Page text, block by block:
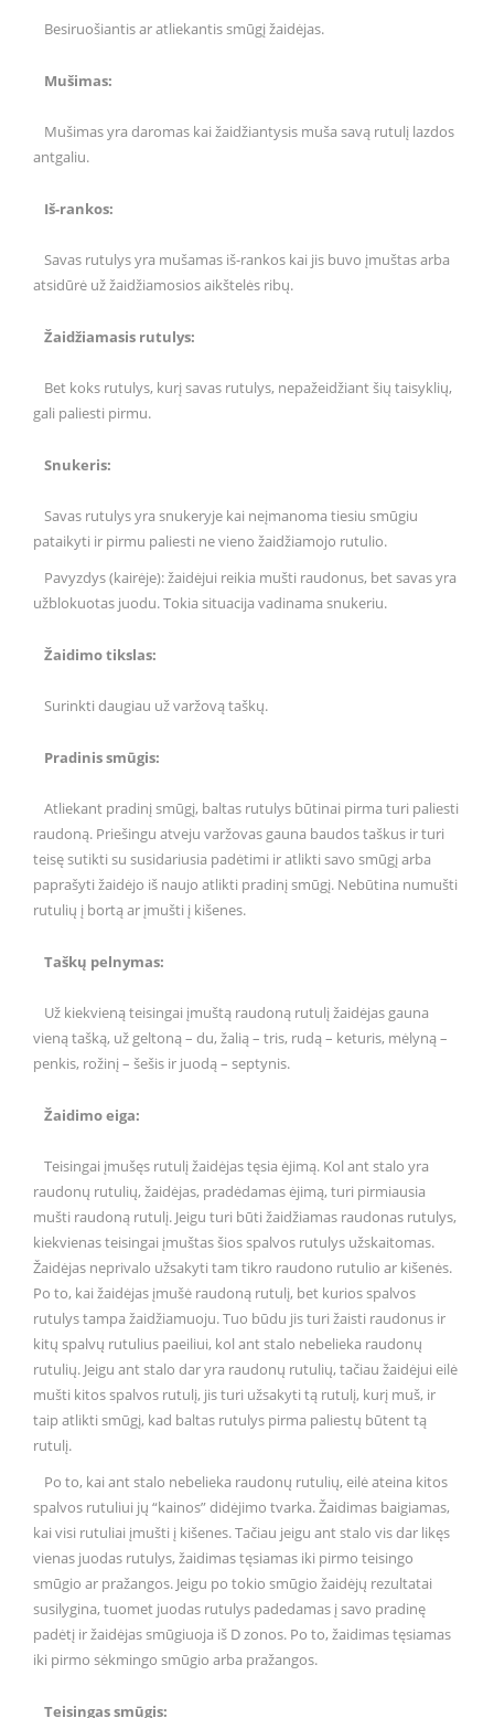
Besiruošiantis ar atliekantis smūgį žaidėjas.
Mušimas:
Mušimas yra daromas kai žaidžiantysis muša savą rutulį lazdos
antgaliu.
Iš-rankos:
Savas rutulys yra mušamas iš-rankos kai jis buvo įmuštas arba
atsidūrė už žaidžiamosios aikštelės ribų.
Žaidžiamasis rutulys:
Bet koks rutulys, kurį savas rutulys, nepažeidžiant šių taisyklių,
gali paliesti pirmu.
Snukeris:
Savas rutulys yra snukeryje kai neįmanoma tiesiu smūgiu
pataikyti ir pirmu paliesti ne vieno žaidžiamojo rutulio.
Pavyzdys (kairėje): žaidėjui reikia mušti raudonus, bet savas yra
užblokuotas juodu. Tokia situacija vadinama snukeriu.
Žaidimo tikslas:
Surinkti daugiau už varžovą taškų.
Pradinis smūgis:
Atliekant pradinį smūgį, baltas rutulys būtinai pirma turi paliesti
raudoną. Priešingu atveju varžovas gauna baudos taškus ir turi
teisę sutikti su susidariusia padėtimi ir atlikti savo smūgį arba
paprašyti žaidėjo iš naujo atlikti pradinį smūgį. Nebūtina numušti
rutulių į bortą ar įmušti į kišenes.
Taškų pelnymas:
Už kiekvieną teisingai įmuštą raudoną rutulį žaidėjas gauna
vieną tašką, už geltoną – du, žalią – tris, rudą – keturis, mėlyną –
penkis, rožinį – šešis ir juodą – septynis.
Žaidimo eiga:
Teisingai įmušęs rutulį žaidėjas tęsia ėjimą. Kol ant stalo yra
raudonų rutulių, žaidėjas, pradėdamas ėjimą, turi pirmiausia
mušti raudoną rutulį. Jeigu turi būti žaidžiamas raudonas rutulys,
kiekvienas teisingai įmuštas šios spalvos rutulys užskaitomas.
Žaidėjas neprivalo užsakyti tam tikro raudono rutulio ar kišenės.
Po to, kai žaidėjas įmušė raudoną rutulį, bet kurios spalvos
rutulys tampa žaidžiamuoju. Tuo būdu jis turi žaisti raudonus ir
kitų spalvų rutulius paeiliui, kol ant stalo nebelieka raudonų
rutulių. Jeigu ant stalo dar yra raudonų rutulių, tačiau žaidėjui eilė
mušti kitos spalvos rutulį, jis turi užsakyti tą rutulį, kurį muš, ir
taip atlikti smūgį, kad baltas rutulys pirma paliestų būtent tą
rutulį.
Po to, kai ant stalo nebelieka raudonų rutulių, eilė ateina kitos
spalvos rutuliui jų “kainos” didėjimo tvarka. Žaidimas baigiamas,
kai visi rutuliai įmušti į kišenes. Tačiau jeigu ant stalo vis dar likęs
vienas juodas rutulys, žaidimas tęsiamas iki pirmo teisingo
smūgio ar pražangos. Jeigu po tokio smūgio žaidėjų rezultatai
susilygina, tuomet juodas rutulys padedamas į savo pradinę
padėtį ir žaidėjas smūgiuoja iš D zonos. Po to, žaidimas tęsiamas
iki pirmo sėkmingo smūgio arba pražangos.
Teisingas smūgis: